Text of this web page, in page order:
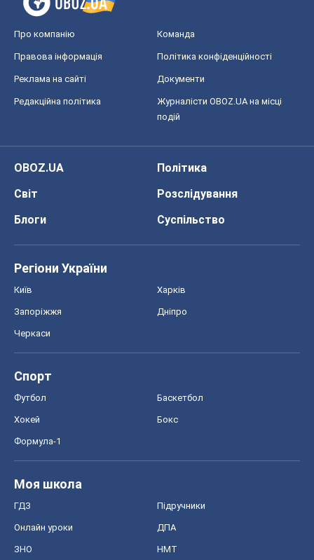
Про компанію Команда
Правова інформація Політика конфіденційності
Реклама на сайті Документи
Редакційна політика
Журналісти OBOZ.UA на місці
подій
OBOZ.UA
Політика
Світ
Розслідування
Блоги
Суспільство
Регіони України
Київ Харків
Запоріжжя Дніпро
Черкаси
Спорт
Футбол Баскетбол
Хокей Бокс
Формула-1
Моя школа
ГДЗ Підручники
Онлайн уроки ДПА
ЗНО НМТ